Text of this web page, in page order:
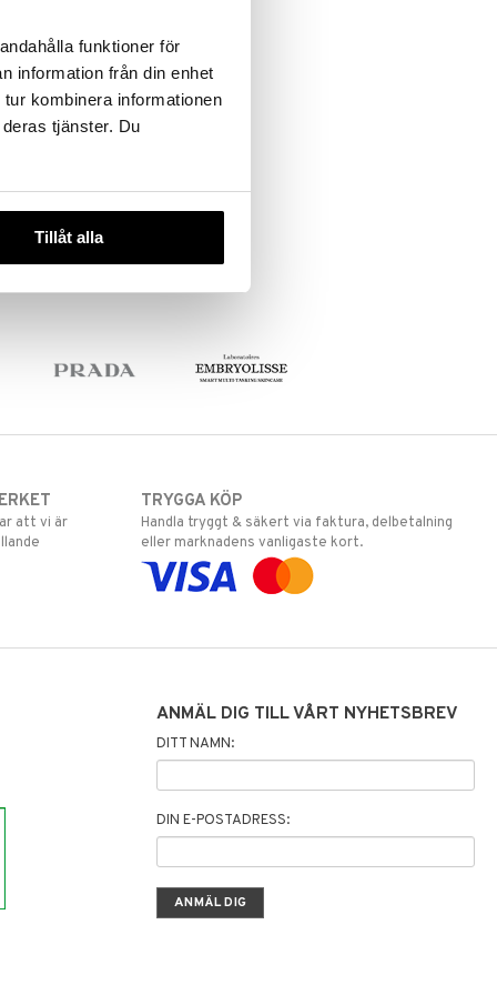
funktioner för
information från din enhet
kombinera informationen
tjänster. Du
Tillåt alla
att vi är
TRYGGA KÖP
Handla tryggt & säkert via faktura, delbetalning
eller marknadens vanligaste kort.
ANMÄL DIG TILL VÅRT NYHETSBREV
DITT NAMN:
DIN E-POSTADRESS: